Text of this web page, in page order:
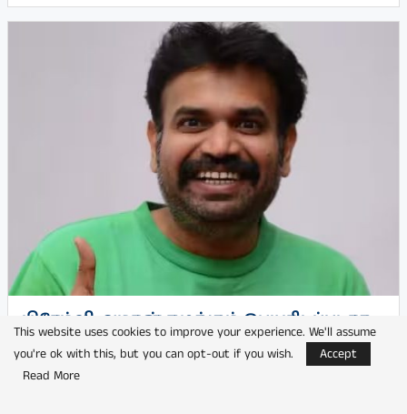
பிரேம்ஜி அமரன் நடிக்கும் பெயரிடப்படாத
படத்தின் படப்பிடிப்பு தொடக்கம்
by பூங்குன்றன்
This website uses cookies to improve your experience. We'll assume
you're ok with this, but you can opt-out if you wish.
Accept
Read More